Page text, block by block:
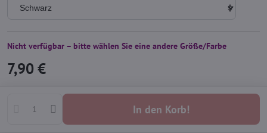
Nicht verfügbar – bitte wählen Sie eine andere Größe/Farbe
7,90 €
In den Korb!